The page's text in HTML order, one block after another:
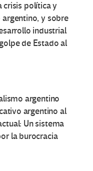
crisis política y
y sobre
industrial
de Estado al
argentino
argentino al
Un sistema
la burocracia